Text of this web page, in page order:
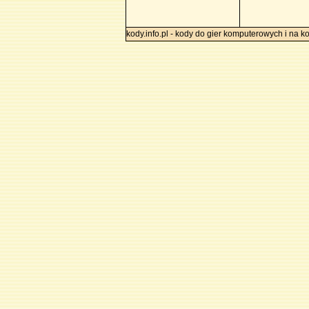
kody.info.pl - kody do gier komputerowych i na